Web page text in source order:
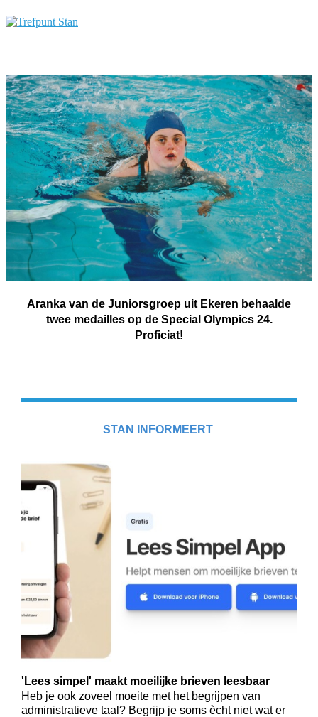
Aranka van de Juniorsgroep uit Ekeren behaalde
twee medailles op de Special Olympics 24.
Proficiat!
STAN INFORMEERT
'Lees simpel' maakt moeilijke brieven leesbaar
Heb je ook zoveel moeite met het begrijpen van
administratieve taal? Begrijp je soms ècht niet wat er